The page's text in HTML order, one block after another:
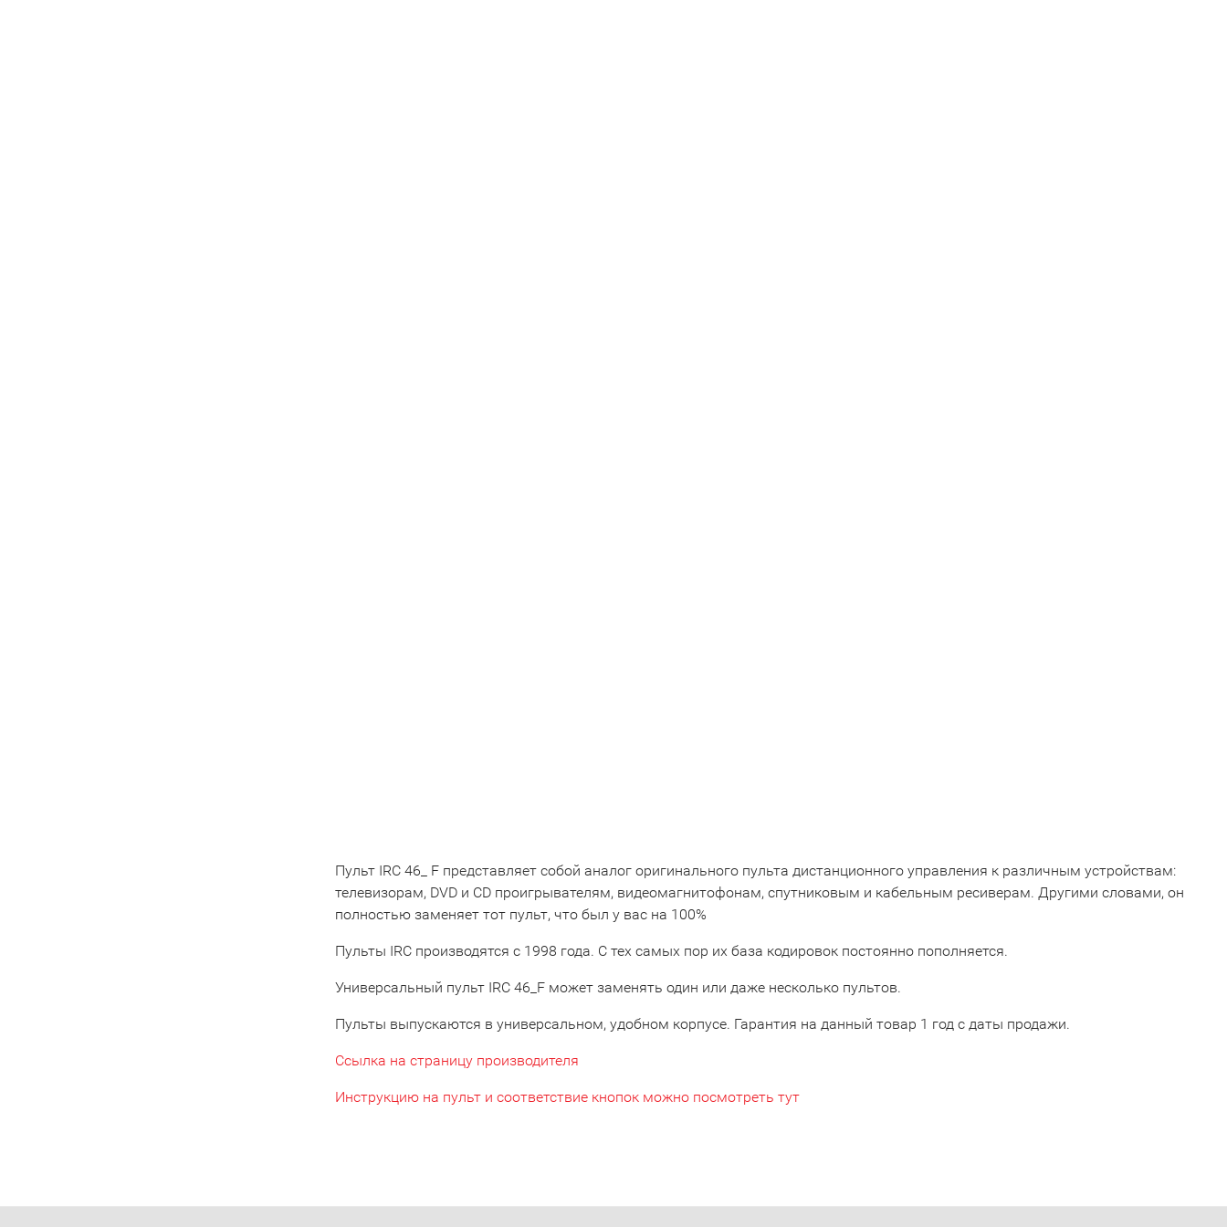
Пульт IRC 46_ F представляет собой аналог оригинального пульта дистанционного управления к различным устройствам:
телевизорам, DVD и CD проигрывателям, видеомагнитофонам, спутниковым и кабельным ресиверам. Другими словами, он
полностью заменяет тот пульт, что был у вас на 100%
Пульты IRC производятся с 1998 года. С тех самых пор их база кодировок постоянно пополняется.
Универсальный пульт IRC 46_F может заменять один или даже несколько пультов.
Пульты выпускаются в универсальном, удобном корпусе. Гарантия на данный товар 1 год с даты продажи.
Ссылка на страницу производителя
Инструкцию на пульт и соответствие кнопок можно посмотреть тут